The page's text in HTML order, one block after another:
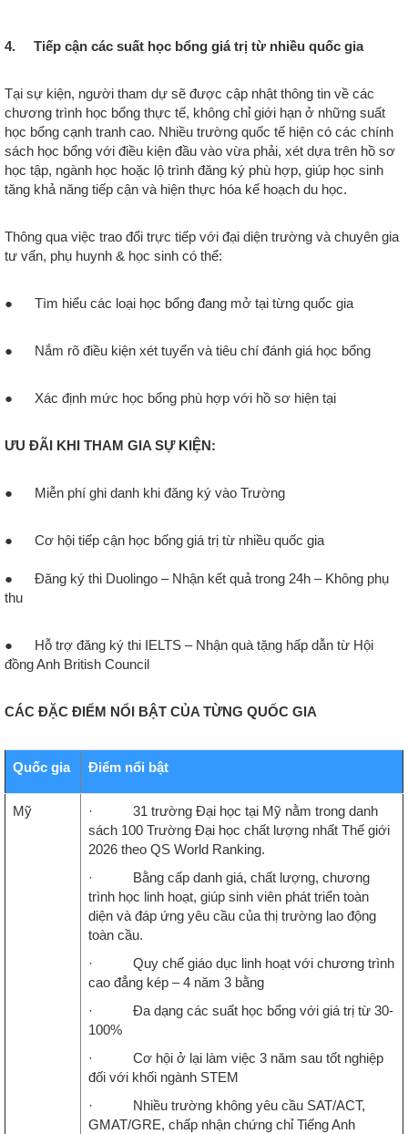
4. Tiếp cận các suất học bổng giá trị từ nhiều quốc gia
Tại sự kiện, người tham dự sẽ được cập nhật thông tin về các
chương trình học bổng thực tế, không chỉ giới hạn ở những suất
học bổng cạnh tranh cao. Nhiều trường quốc tế hiện có các chính
sách học bổng với điều kiện đầu vào vừa phải, xét dựa trên hồ sơ
học tập, ngành học hoặc lộ trình đăng ký phù hợp, giúp học sinh
tăng khả năng tiếp cận và hiện thực hóa kế hoạch du học.
Thông qua việc trao đổi trực tiếp với đại diện trường và chuyên gia
tư vấn, phụ huynh & học sinh có thể:
● Tìm hiểu các loại học bổng đang mở tại từng quốc gia
● Nắm rõ điều kiện xét tuyển và tiêu chí đánh giá học bổng
● Xác định mức học bổng phù hợp với hồ sơ hiện tại
ƯU ĐÃI KHI THAM GIA SỰ KIỆN:
● Miễn phí ghi danh khi đăng ký vào Trường
● Cơ hội tiếp cận học bổng giá trị từ nhiều quốc gia
● Đăng ký thi Duolingo – Nhận kết quả trong 24h – Không phụ
thu
● Hỗ trợ đăng ký thi IELTS – Nhận quà tặng hấp dẫn từ Hội
đồng Anh British Council
CÁC ĐẶC ĐIỂM NỔI BẬT CỦA TỪNG QUỐC GIA
Quốc gia Điểm nổi bật
Mỹ
· 31 trường Đại học tại Mỹ nằm trong danh
sách 100 Trường Đại học chất lượng nhất Thế giới
2026 theo QS World Ranking.
· Bằng cấp danh giá, chất lượng, chương
trình học linh hoạt, giúp sinh viên phát triển toàn
diện và đáp ứng yêu cầu của thị trường lao động
toàn cầu.
· Quy chế giáo dục linh hoạt với chương trình
cao đẳng kép – 4 năm 3 bằng
· Đa dạng các suất học bổng với giá trị từ 30-
100%
· Cơ hội ở lại làm việc 3 năm sau tốt nghiệp
đối với khối ngành STEM
· Nhiều trường không yêu cầu SAT/ACT,
GMAT/GRE, chấp nhận chứng chỉ Tiếng Anh